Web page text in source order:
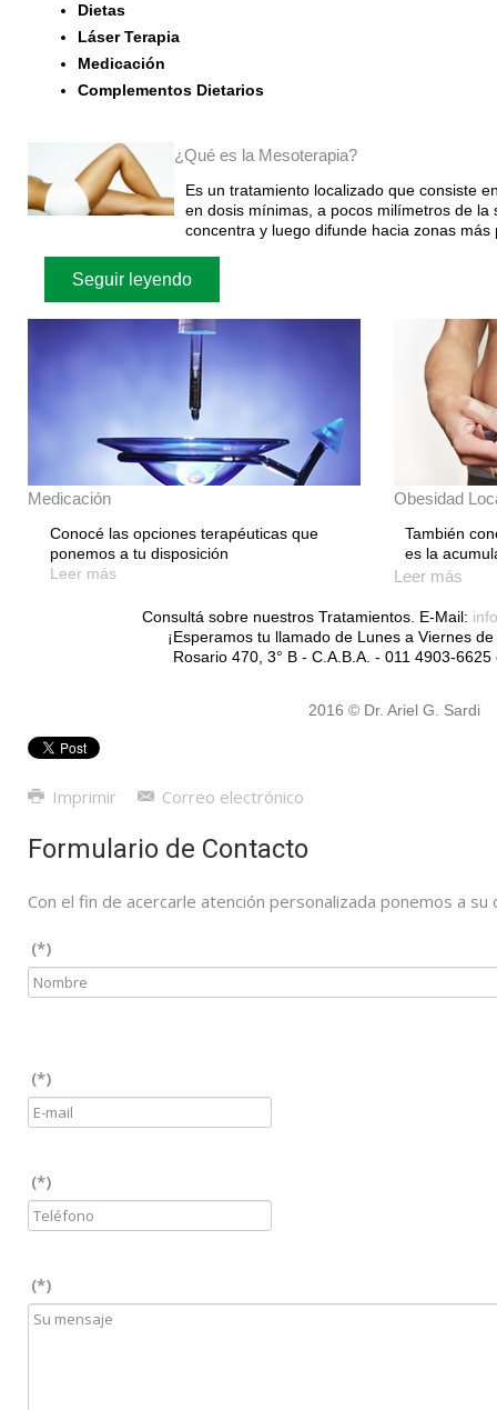
Dietas
Láser Terapia
Medicación
Complementos Dietarios
¿Qué es la Mesoterapia?
Es un tratamiento localizado que consiste
en dosis mínimas, a pocos milímetros de la
concentra y luego difunde hacia zonas más
Seguir leyendo
Medicación
Conocé las opciones terapéuticas que
ponemos a tu disposición
Leer más
Obesidad
También
es la
Leer más
Consultá sobre nuestros Tratamientos. E-Mail:
¡Esperamos tu llamado de Lunes a Viernes
Rosario 470, 3° B - C.A.B.A. - 011 4903-
2016 © Dr. Ariel G. Sardi
Imprimir Correo electrónico
Formulario de Contacto
Con el fin de acercarle atención personalizada ponemos a
(*)
(*)
(*)
(*)